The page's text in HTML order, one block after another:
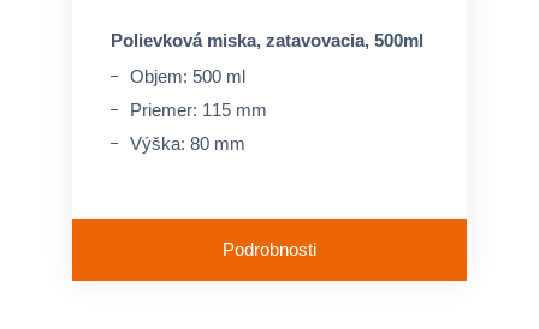
Polievková miska, zatavovacia, 500ml
Objem: 500 ml
Priemer: 115 mm
Výška: 80 mm
Podrobnosti